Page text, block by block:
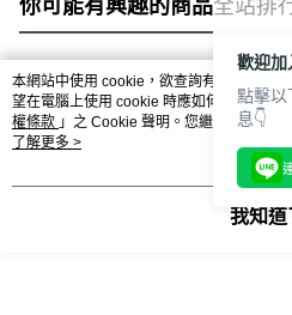
你可能有興趣的商品全站排
熱門標籤
本網站中使用 cookie，欲查詢有關本網站使
望在電腦上使用 cookie 時應如何變更電腦
權條款 」之 Cookie 聲明。您繼續使用本
用條款之 Cookie 聲明使用 cookie。
了解更多 >
我知道
歡迎
點擊
息👇